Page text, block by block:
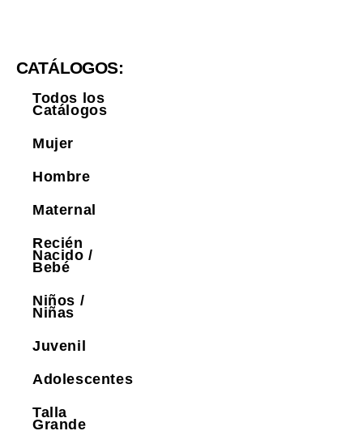
CATÁLOGOS:
Todos los
Catálogos
Mujer
Hombre
Maternal
Recién
Nacido /
Bebé
Niños /
Niñas
Juvenil
Adolescentes
Talla
Grande